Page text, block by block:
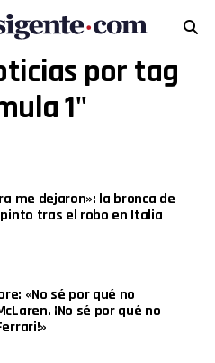
por tag
1"
me dejaron»: la bronca de
tras el robo en Italia
«No sé por qué no
¡No sé por qué no